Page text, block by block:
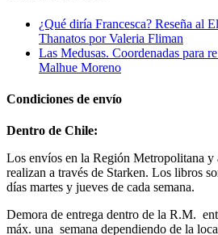
¿Qué diría Francesca? Reseña al
Thanatos por Valeria Fliman
Las Medusas. Coordenadas para
Malhue Moreno
Condiciones de envío
Dentro de Chile:
Los envíos en la Región Metropolitana y
realizan a través de Starken. Los libros
días martes y jueves de cada semana.
Demora de entrega dentro de la R.M.
máx. una semana dependiendo de la